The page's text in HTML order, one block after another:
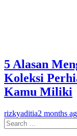
5 Alasan
Koleksi
Kamu Miliki
rizkyaditia2 months
Search
for: